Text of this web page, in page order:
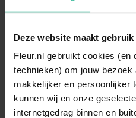
Deze website maakt
Fleur.nl gebruikt cookies (en
technieken) om jouw
makkelijker en persoonlijker
kunnen wij en onze
internetgedrag binnen en
Volgroeide hoogte
Winterhard
Bladbehoudend